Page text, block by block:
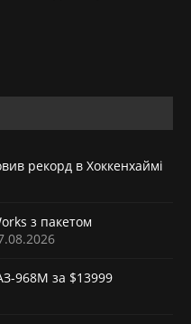
рекорд в Хоккенхаймі
з пакетом
968М за $13999